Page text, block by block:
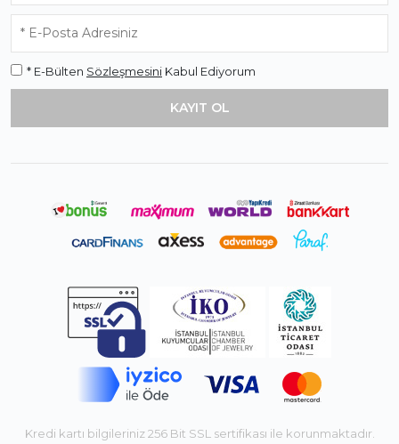
* E-Bülten Sözleşmesini Kabul Ediyorum
Kredi kartı bilgileriniz 256 Bit SSL sertifikası ile korunmaktadır.